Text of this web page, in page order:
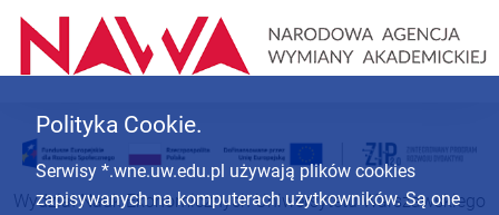
Wydział Nauk Ekonomicznych Uniwersytetu Warszawskiego
Polityka Cookie.
Serwisy *.wne.uw.edu.pl używają plików cookies
zapisywanych na komputerach użytkowników. Są one